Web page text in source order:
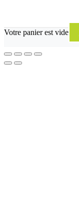
Votre panier est vide